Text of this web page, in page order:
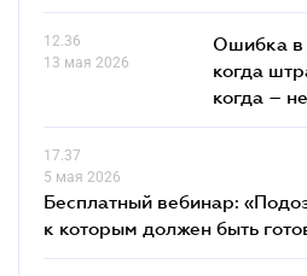
12.36
13 мая 2026
Ошибка в
когда
когда –
17.37
5 мая 2026
Бесплатный вебинар:
к которым должен быть